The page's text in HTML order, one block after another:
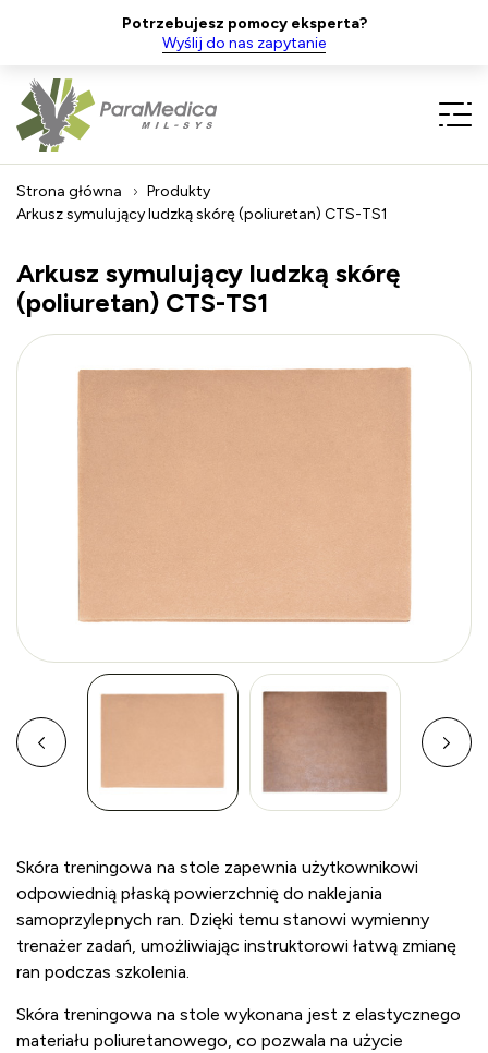
Potrzebujesz pomocy eksperta?
Wyślij do nas zapytanie
Strona główna
Produkty
Arkusz symulujący ludzką skórę (poliuretan) CTS-TS1
Arkusz symulujący ludzką skórę
(poliuretan) CTS-TS1
Skóra treningowa na stole zapewnia użytkownikowi
odpowiednią płaską powierzchnię do naklejania
samoprzylepnych ran. Dzięki temu stanowi wymienny
trenażer zadań, umożliwiając instruktorowi łatwą zmianę
ran podczas szkolenia.
Skóra treningowa na stole wykonana jest z elastycznego
materiału poliuretanowego, co pozwala na użycie